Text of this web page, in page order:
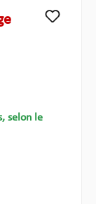
selon le